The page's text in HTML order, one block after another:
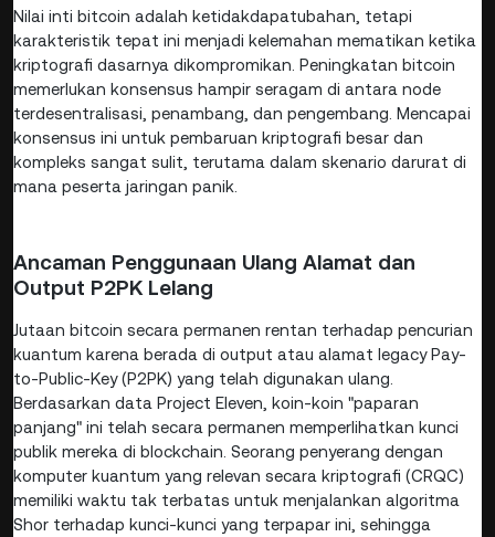
Nilai inti bitcoin adalah ketidakdapatubahan, tetapi
karakteristik tepat ini menjadi kelemahan mematikan ketika
kriptografi dasarnya dikompromikan. Peningkatan bitcoin
memerlukan konsensus hampir seragam di antara node
terdesentralisasi, penambang, dan pengembang. Mencapai
konsensus ini untuk pembaruan kriptografi besar dan
kompleks sangat sulit, terutama dalam skenario darurat di
mana peserta jaringan panik.
Ancaman Penggunaan Ulang Alamat dan
Output P2PK Lelang
Jutaan bitcoin secara permanen rentan terhadap pencurian
kuantum karena berada di output atau alamat legacy Pay-
to-Public-Key (P2PK) yang telah digunakan ulang.
Berdasarkan data Project Eleven, koin-koin "paparan
panjang" ini telah secara permanen memperlihatkan kunci
publik mereka di blockchain. Seorang penyerang dengan
komputer kuantum yang relevan secara kriptografi (CRQC)
memiliki waktu tak terbatas untuk menjalankan algoritma
Shor terhadap kunci-kunci yang terpapar ini, sehingga